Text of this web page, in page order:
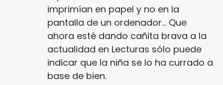
imprimían en papel y no en la
pantalla de un ordenador... Que
ahora esté dando cañita brava a la
actualidad en Lecturas sólo puede
indicar que la niña se lo ha currado a
base de bien.